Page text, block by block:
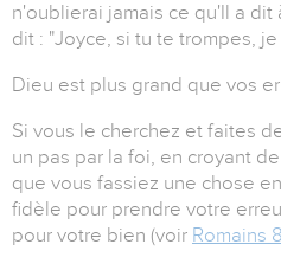
n'oublierai jamais ce qu'Il a
dit : "Joyce, si tu te trompes,
Dieu est plus grand que vos
Si vous le cherchez et faites
un pas par la foi, en croyant
que vous fassiez une chose
fidèle pour prendre votre
pour votre bien (voir Romains